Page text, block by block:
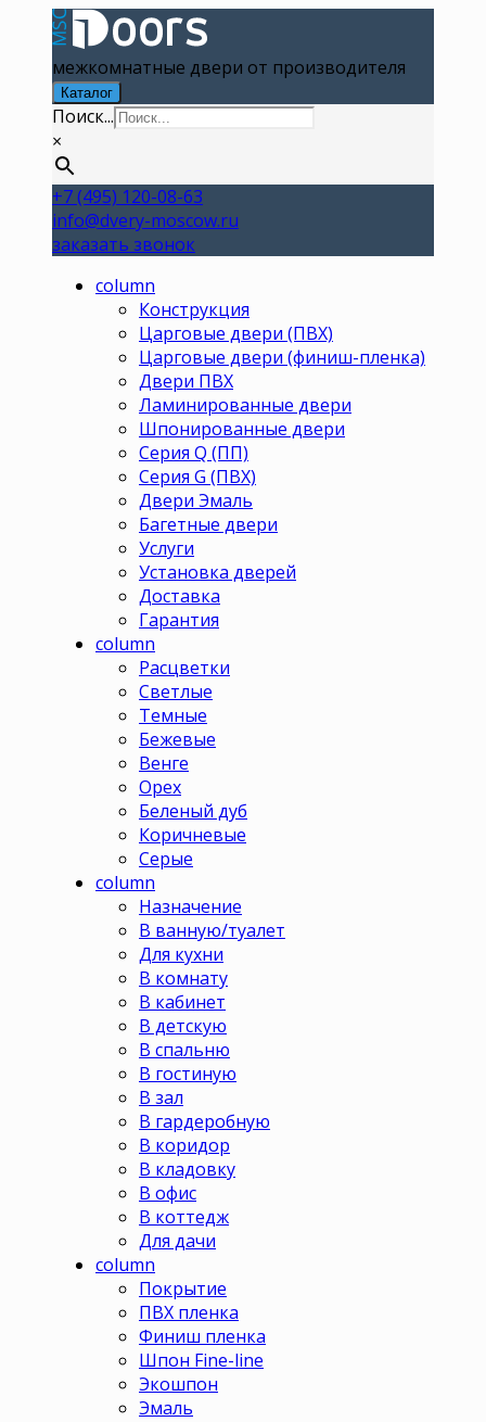
межкомнатные двери от производителя
Каталог
Поиск...
×
+7 (495) 120-08-63
info@dvery-moscow.ru
заказать звонок
column
Конструкция
Царговые двери (ПВХ)
Царговые двери (финиш-пленка)
Двери ПВХ
Ламинированные двери
Шпонированные двери
Серия Q (ПП)
Серия G (ПВХ)
Двери Эмаль
Багетные двери
Услуги
Установка дверей
Доставка
Гарантия
column
Расцветки
Светлые
Темные
Бежевые
Венге
Орех
Беленый дуб
Коричневые
Серые
column
Назначение
В ванную/туалет
Для кухни
В комнату
В кабинет
В детскую
В спальню
В гостиную
В зал
В гардеробную
В коридор
В кладовку
В офис
В коттедж
Для дачи
column
Покрытие
ПВХ пленка
Финиш пленка
Шпон Fine-line
Экошпон
Эмаль